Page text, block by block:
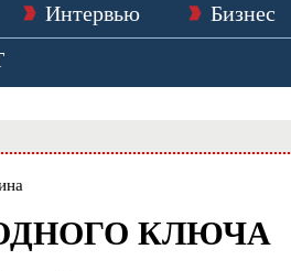
Интервью Бизнес
КЛЮЧА